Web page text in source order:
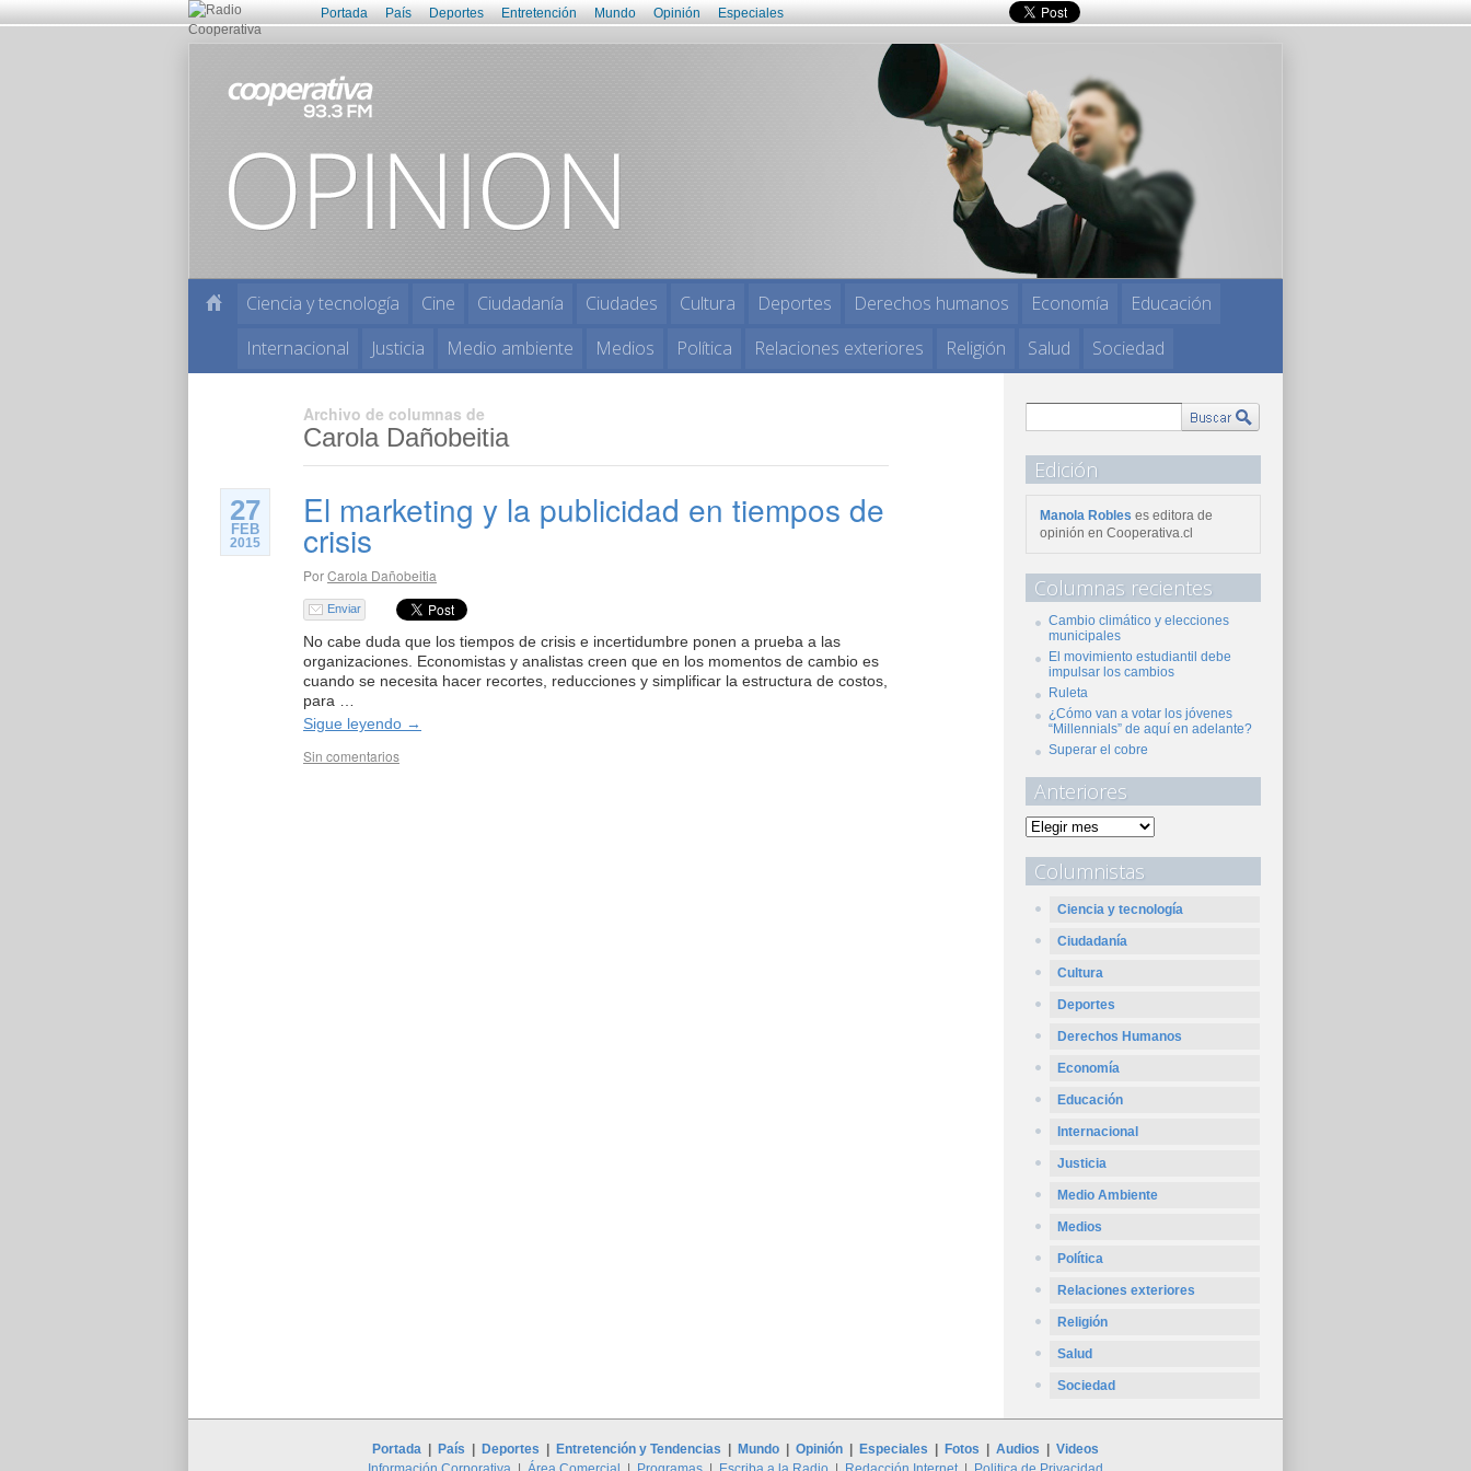
Portada País Deportes Entretención Mundo Opinión Especiales
Ciencia y tecnología Cine Ciudadanía Ciudades Cultura Deportes Derechos humanos Economía
Educación
Internacional
Justicia Medio ambiente Medios Política Relaciones exteriores Religión Salud Sociedad
Archivo de columnas de
Carola Dañobeitia
27
FEB
2015
El marketing y la publicidad en tiempos de
crisis
PorCarola Dañobeitia
Enviar
No cabe duda que los tiempos de crisis e incertidumbre ponen a prueba a las
organizaciones. Economistas y analistas creen que en los momentos de cambio es
cuando se necesita hacer recortes, reducciones y simplificar la estructura de costos,
para …
Sigue leyendo →
Sin comentarios
Edición
Manola Robles es editora de
opinión en Cooperativa.cl
Columnas recientes
Cambio climático y elecciones
municipales
El movimiento estudiantil debe
impulsar los cambios
Ruleta
¿Cómo van a votar los jóvenes
“Millennials” de aquí en adelante?
Superar el cobre
Anteriores
Columnistas
Ciencia y tecnología
Ciudadanía
Cultura
Deportes
Derechos Humanos
Economía
Educación
Internacional
Justicia
Medio Ambiente
Medios
Política
Relaciones exteriores
Religión
Salud
Sociedad
Portada País Deportes Entretención y Tendencias Mundo Opinión Especiales Fotos Audios
Videos